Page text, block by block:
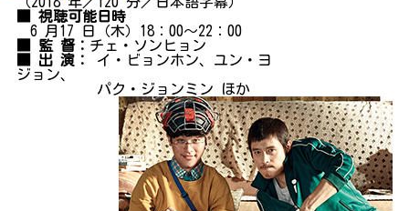
■ 視聴可能日時
6 月17 日（木）18：00～22：00
■ 監 督： チェ・ソンヒョン
■ 出 演：
イ・ビョンホン、ユン・ヨ
ジョン、
パク・ジョンミン ほか